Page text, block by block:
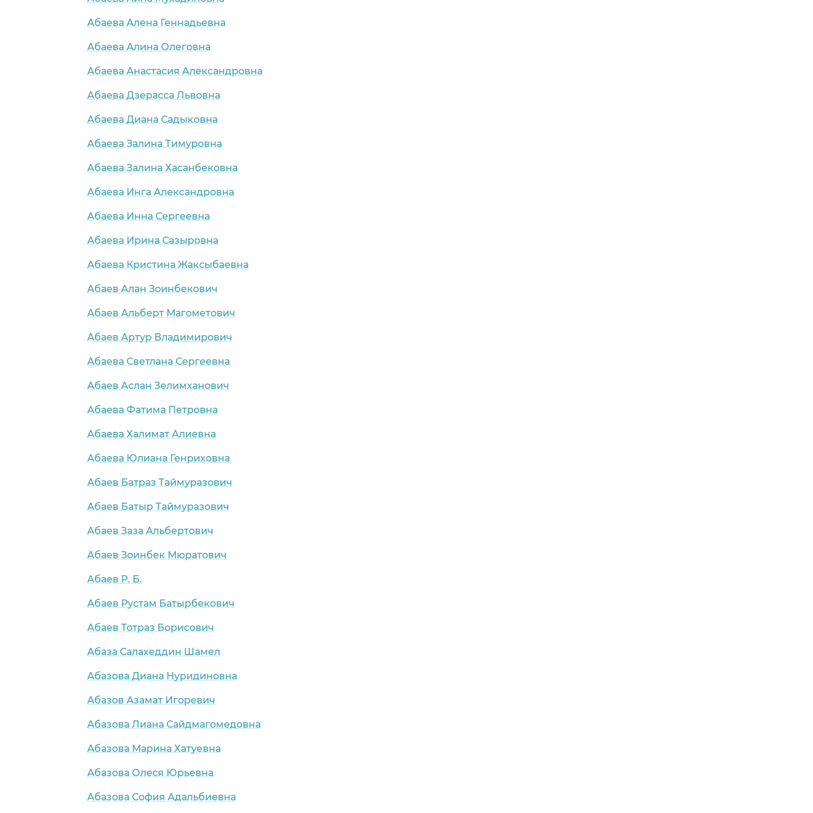
Абаева Алена Геннадьевна
Абаева Алина Олеговна
Абаева Анастасия Александровна
Абаева Дзерасса Львовна
Абаева Диана Садыковна
Абаева Залина Тимуровна
Абаева Залина Хасанбековна
Абаева Инга Александровна
Абаева Инна Сергеевна
Абаева Ирина Сазыровна
Абаева Кристина Жаксыбаевна
Абаев Алан Зоинбекович
Абаев Альберт Магометович
Абаев Артур Владимирович
Абаева Светлана Сергеевна
Абаев Аслан Зелимханович
Абаева Фатима Петровна
Абаева Халимат Алиевна
Абаева Юлиана Генриховна
Абаев Батраз Таймуразович
Абаев Батыр Таймуразович
Абаев Заза Альбертович
Абаев Зоинбек Мюратович
Абаев Р. Б.
Абаев Рустам Батырбекович
Абаев Тотраз Борисович
Абаза Салахеддин Шамел
Абазова Диана Нуридиновна
Абазов Азамат Игоревич
Абазова Лиана Сайдмагомедовна
Абазова Марина Хатуевна
Абазова Олеся Юрьевна
Абазова София Адальбиевна